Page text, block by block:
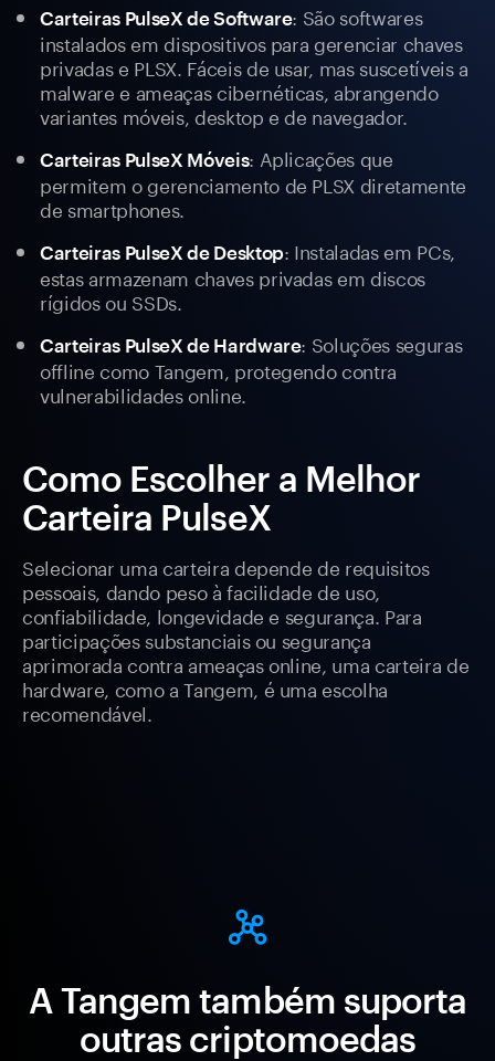
Carteiras PulseX de Software: São softwares
instalados em dispositivos para gerenciar chaves
privadas e PLSX. Fáceis de usar, mas suscetíveis a
malware e ameaças cibernéticas, abrangendo
variantes móveis, desktop e de navegador.
Carteiras PulseX Móveis: Aplicações que
permitem o gerenciamento de PLSX diretamente
de smartphones.
Carteiras PulseX de Desktop: Instaladas em PCs,
estas armazenam chaves privadas em discos
rígidos ou SSDs.
Carteiras PulseX de Hardware: Soluções seguras
offline como Tangem, protegendo contra
vulnerabilidades online.
Como Escolher a Melhor
Carteira PulseX
Selecionar uma carteira depende de requisitos
pessoais, dando peso à facilidade de uso,
confiabilidade, longevidade e segurança. Para
participações substanciais ou segurança
aprimorada contra ameaças online, uma carteira de
hardware, como a Tangem, é uma escolha
recomendável.
A Tangem também suporta
outras criptomoedas